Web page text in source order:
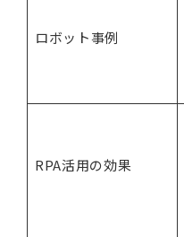
ロボット事例
RPA活用の効果